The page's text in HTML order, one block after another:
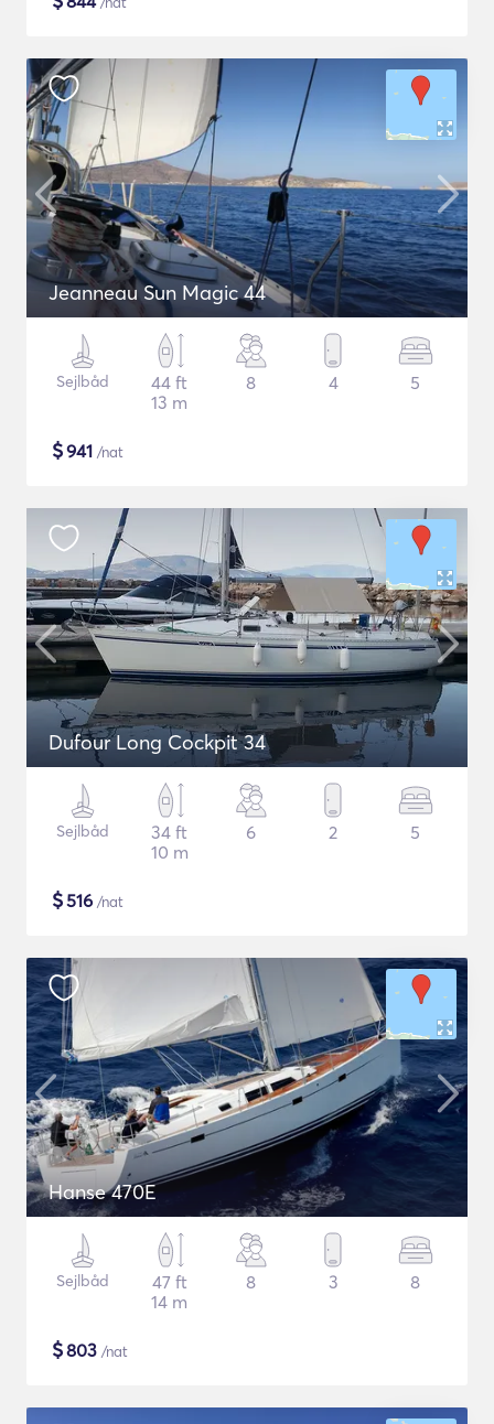
Jeanneau Sun Magic 44
Sejlbåd
44 ft
13 m
8 4 5
$941 /nat
Dufour Long Cockpit 34
Sejlbåd
34 ft
10 m
6 2 5
$516 /nat
Hanse 470E
Sejlbåd
47 ft
14 m
8 3 8
$803 /nat